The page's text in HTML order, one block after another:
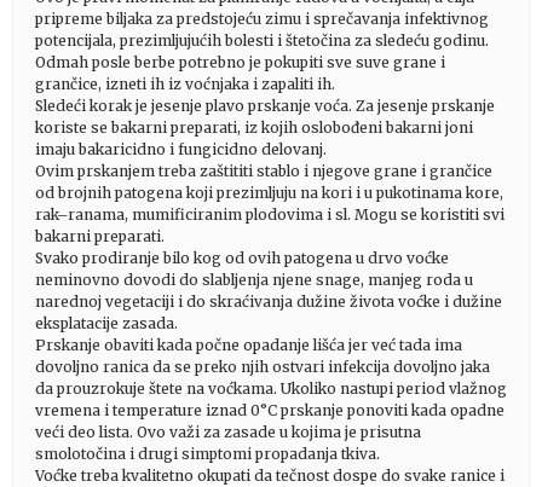
pripreme biljaka za predstojeću zimu i sprečavanja infektivnog
potencijala, prezimljujućih bolesti i štetočina za sledeću godinu.
Odmah posle berbe potrebno je pokupiti sve suve grane i
grančice, izneti ih iz voćnjaka i zapaliti ih.
Sledeći korak je jesenje plavo prskanje voća. Za jesenje prskanje
koriste se bakarni preparati, iz kojih oslobođeni bakarni joni
imaju bakaricidno i fungicidno delovanj.
Ovim prskanjem treba zaštititi stablo i njegove grane i grančice
od brojnih patogena koji prezimljuju na kori i u pukotinama kore,
rak–ranama, mumificiranim plodovima i sl. Mogu se koristiti svi
bakarni preparati.
Svako prodiranje bilo kog od ovih patogena u drvo voćke
neminovno dovodi do slabljenja njene snage, manjeg roda u
narednoj vegetaciji i do skraćivanja dužine života voćke i dužine
eksplatacije zasada.
Prskanje obaviti kada počne opadanje lišća jer već tada ima
dovoljno ranica da se preko njih ostvari infekcija dovoljno jaka
da prouzrokuje štete na voćkama. Ukoliko nastupi period vlažnog
vremena i temperature iznad 0°C prskanje ponoviti kada opadne
veći deo lista. Ovo važi za zasade u kojima je prisutna
smolotočina i drugi simptomi propadanja tkiva.
Voćke treba kvalitetno okupati da tečnost dospe do svake ranice i